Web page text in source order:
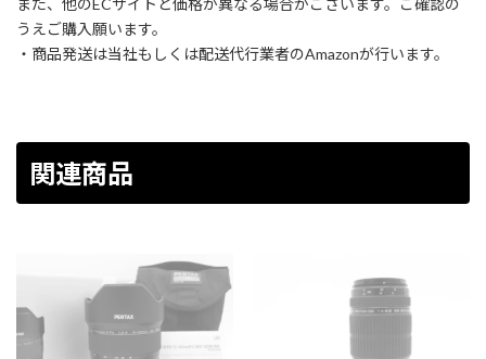
また、他のECサイトと価格が異なる場合がございます。ご確認の
うえご購入願います。
・商品発送は当社もしくは配送代行業者のAmazonが行います。
関連商品